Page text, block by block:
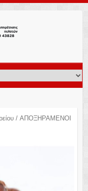
/ ΑΠΟΞΗΡΑΜΕΝΟΙ